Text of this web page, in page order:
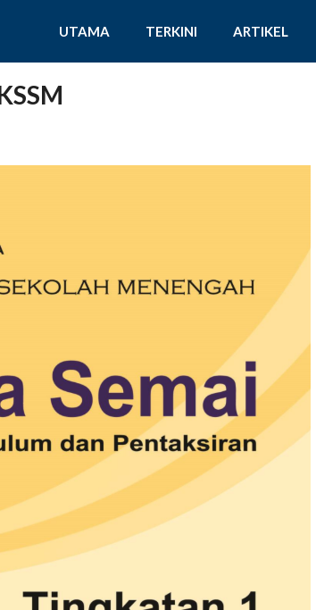
UTAMA TERKINI ARTIKEL